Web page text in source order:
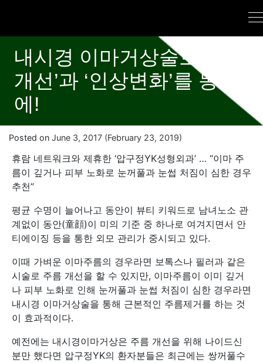
내시경 이마거상술로 ‘주름
개선’과 ‘인상변화’를 동시
에!
Posted on June 3, 2017 (February 23, 2019)
휴람 네트워크와 제휴한 ‘압구정YK성형외과’ … “이마 주
름이 깊거나 피부 노화로 눈꺼풀과 눈썹 처짐이 심한 경우
추천”
평균 수명이 늘어나고 동안이 뷰티 키워드로 남녀노소 관
계없이 동안(童顔)이 미의 기준 중 하나로 여겨지면서 안
티에이징 등을 통한 외모 관리가 중시되고 있다.
이때 가벼운 이마주름의 경우라면 보톡스나 필러과 같은
시술로 주름 개선을 할 수 있지만, 이마주름이 이미 깊거
나 피부 노화로 인해 눈꺼풀과 눈썹 처짐이 심한 경우라면
내시경 이마거상술을 통해 근본적인 주름제거를 하는 것
이 효과적이다.
예전에는 내시경이마거상은 주름 개선을 위해 나이드신
분만 했다면 압구정YK의 환자분들은 최근에는 쌍꺼풀수